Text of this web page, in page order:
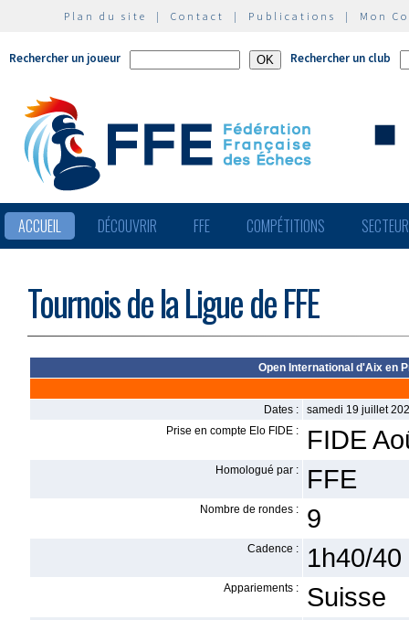
Plan du site | Contact | Publications | Mon
Rechercher un joueur Rechercher un club
ACCUEIL DÉCOUVRIR FFE COMPÉTITIONS
Tournois de la Ligue de FFE
Open International d'Aix en
Dates :
samedi 19 juillet
Prise en compte Elo FIDE :
FIDE
Homologué par : FFE
Nombre de rondes : 9
Cadence : 1h40/
Appariements : Suisse